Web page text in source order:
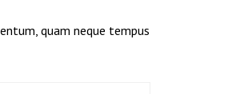
quam neque tempus